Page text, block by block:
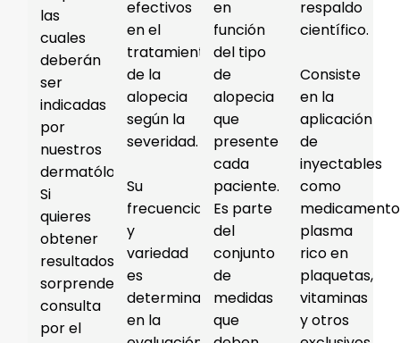
las
cuales
deberán
ser
indicadas
por
nuestros
dermatólogos.
Si
quieres
obtener
resultados
sorprendentes,
consulta
por el
efectivos
en el
tratamiento
de la
alopecia
según la
severidad.
Su
frecuencia
y
variedad
es
determinada
en la
en
función
del tipo
de
alopecia
que
presente
cada
paciente.
Es parte
del
conjunto
de
medidas
que
respaldo
científico.
Consiste
en la
aplicación
de
inyectables
como
plasma
rico en
plaquetas,
vitaminas
y otros